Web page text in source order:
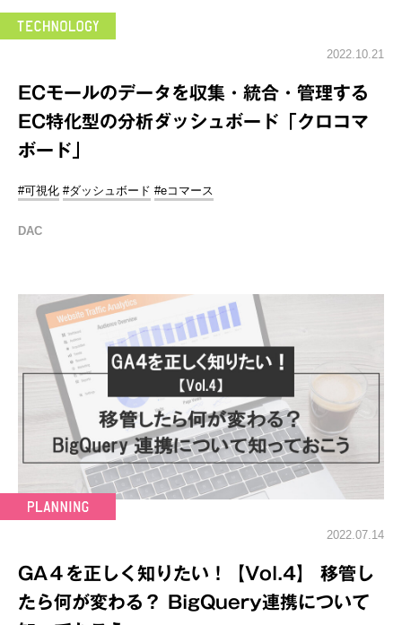
2022.10.21
ECモールのデータを収集・統合・管理する
EC特化型の分析ダッシュボード「クロコマ
ボード」
#可視化 #ダッシュボード #eコマース
DAC
2022.07.14
GA４を正しく知りたい！【Vol.4】 移管し
たら何が変わる？ BigQuery連携について